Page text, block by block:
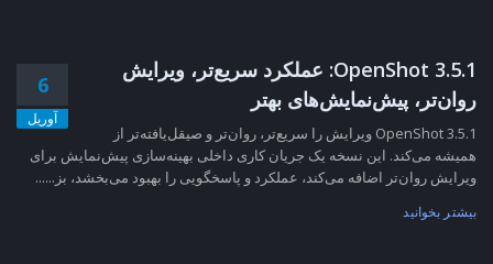
6
آوریل
OpenShot 3.5.1: عملکرد سریع‌تر، ویرایش
روان‌تر، پیش‌نمایش‌های بهتر
OpenShot 3.5.1 ویرایش را سریع‌تر، روان‌تر و صیقل‌یافته‌تر از
همیشه می‌کند. این نسخه یک جریان کاری داخلی بهینه‌سازی پیش‌نمایش برای
ویرایش روان‌تر اضافه می‌کند، عملکرد و پاسخگویی را بهبود می‌بخشد، بز......
بیشتر بخوانید